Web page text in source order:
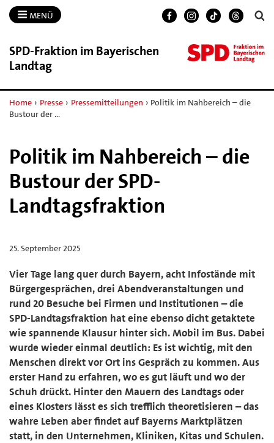
MENÜ
SPD-​Fraktion im Bayerischen
Landtag
Home › Presse › Pressemitteilungen › Politik im Nahbereich – die
Bustour der …
Politik im Nahbereich – die
Bustour der SPD-
Landtagsfraktion
25. September 2025
Vier Tage lang quer durch Bayern, acht Infostände mit
Bürgergesprächen, drei Abendveranstaltungen und
rund 20 Besuche bei Firmen und Institutionen – die
SPD-Landtagsfraktion hat eine ebenso dicht getaktete
wie spannende Klausur hinter sich. Mobil im Bus. Dabei
wurde wieder einmal deutlich: Es ist wichtig, mit den
Menschen direkt vor Ort ins Gespräch zu kommen. Aus
erster Hand zu erfahren, wo es gut läuft und wo der
Schuh drückt. Hinter den Mauern des Landtags oder
eines Klosters lässt es sich trefflich theoretisieren – das
wahre Leben aber findet auf Bayerns Marktplätzen
statt, in den Unternehmen, Kliniken, Kitas und Schulen.